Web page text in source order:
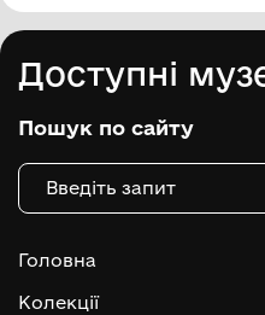
Доступні
Пошук по сайту
Головна
Колекції